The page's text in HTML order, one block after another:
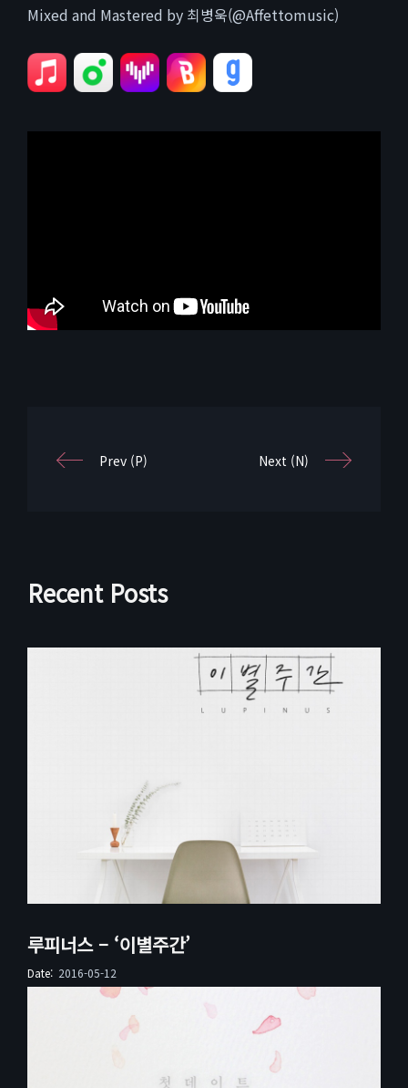
Mixed and Mastered by 최병욱(@Affettomusic)
Prev (P) Next (N)
Recent Posts
루피너스 – ‘이별주간’
Date: 2016-05-12